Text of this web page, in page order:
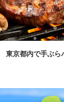
東京都内で手ぶ